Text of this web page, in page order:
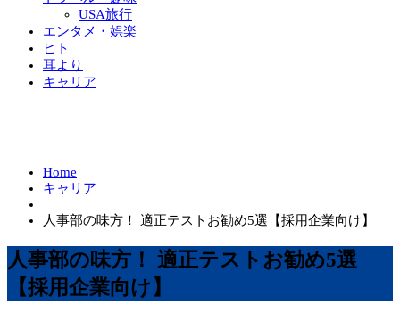
USA旅行
エンタメ・娯楽
ヒト
耳より
キャリア
Home
キャリア
人事部の味方！ 適正テストお勧め5選【採用企業向け】
人事部の味方！ 適正テストお勧め5選
【採用企業向け】